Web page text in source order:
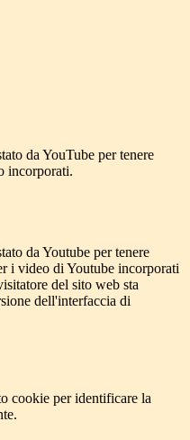
da YouTube per tenere
incorporati.
da Youtube per tenere
i video di Youtube incorporati
del sito web sta
dell'interfaccia di
cookie per identificare la